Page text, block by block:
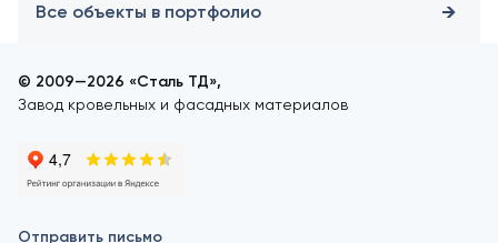
Все объекты в портфолио
© 2009—2026 «Сталь ТД»,
Завод кровельных и фасадных материалов
Отправить письмо